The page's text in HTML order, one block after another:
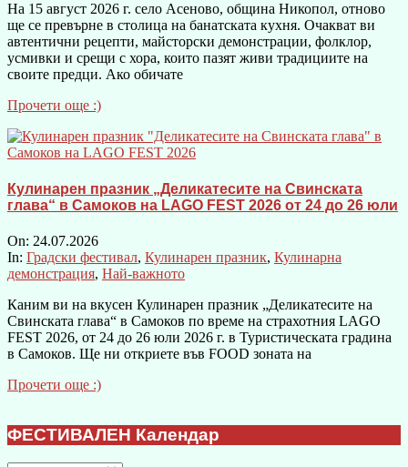
На 15 август 2026 г. село Асеново, община Никопол, отново
ще се превърне в столица на банатската кухня. Очакват ви
автентични рецепти, майсторски демонстрации, фолклор,
усмивки и срещи с хора, които пазят живи традициите на
своите предци. Ако обичате
Прочети още :)
Кулинарен празник „Деликатесите на Свинската
глава“ в Самоков на LAGO FEST 2026 от 24 до 26 юли
On: 24.07.2026
In: Градски фестивал, Кулинарен празник, Кулинарна
демонстрация, Най-важното
Каним ви на вкусен Кулинарен празник „Деликатесите на
Свинската глава“ в Самоков по време на страхотния LAGO
FEST 2026, от 24 до 26 юли 2026 г. в Туристическата градина
в Самоков. Ще ни откриете във FOOD зоната на
Прочети още :)
ФЕСТИВАЛЕН Календар